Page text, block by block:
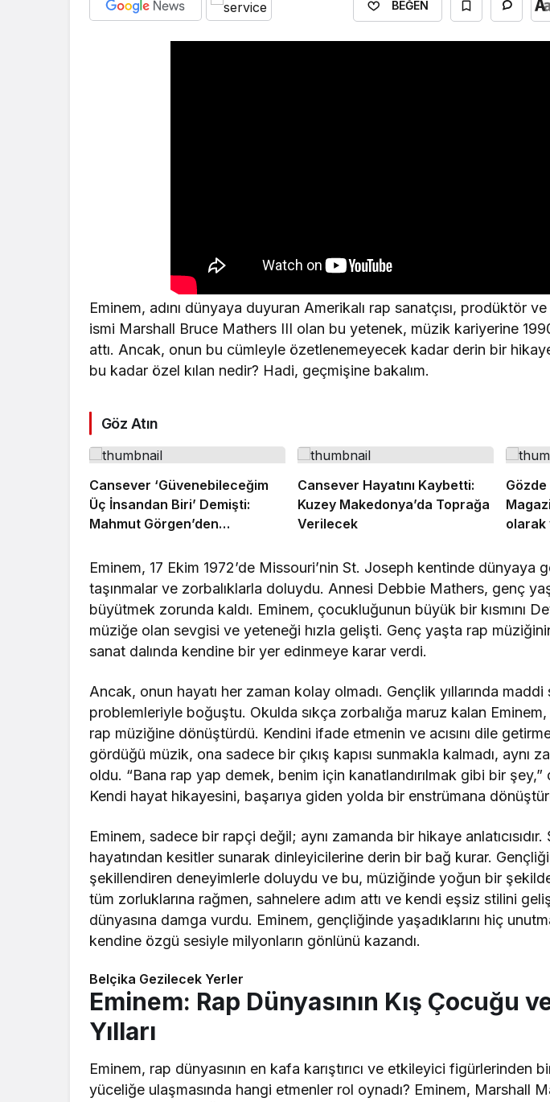
BEĞEN
Eminem, adını dünyaya duyuran Amerikalı rap sanatçısı, prodüktör
ismi Marshall Bruce Mathers III olan bu yetenek, müzik kariyerine
attı. Ancak, onun bu cümleyle özetlenemeyecek kadar derin bir
bu kadar özel kılan nedir? Hadi, geçmişine bakalım.
Göz Atın
Cansever ‘Güvenebileceğim
Üç İnsandan Biri’ Demişti:
Mahmut Görgen’den
Cansever Hayatını Kaybetti:
Kuzey Makedonya’da Toprağa
Verilecek
Gözde
olarak
Eminem, 17 Ekim 1972’de Missouri’nin St. Joseph kentinde dünyaya
taşınmalar ve zorbalıklarla doluydu. Annesi Debbie Mathers, genç
büyütmek zorunda kaldı. Eminem, çocukluğunun büyük bir kısmını
müziğe olan sevgisi ve yeteneği hızla gelişti. Genç yaşta rap
sanat dalında kendine bir yer edinmeye karar verdi.
Ancak, onun hayatı her zaman kolay olmadı. Gençlik yıllarında maddi
problemleriyle boğuştu. Okulda sıkça zorbalığa maruz kalan Eminem,
rap müziğine dönüştürdü. Kendini ifade etmenin ve acısını dile
gördüğü müzik, ona sadece bir çıkış kapısı sunmakla kalmadı, aynı
oldu. “Bana rap yap demek, benim için kanatlandırılmak gibi bir
Kendi hayat hikayesini, başarıya giden yolda bir enstrümana
Eminem, sadece bir rapçi değil; aynı zamanda bir hikaye anlatıcısıdır.
hayatından kesitler sunarak dinleyicilerine derin bir bağ kurar.
şekillendiren deneyimlerle doluydu ve bu, müziğinde yoğun bir
tüm zorluklarına rağmen, sahnelere adım attı ve kendi eşsiz stilini
dünyasına damga vurdu. Eminem, gençliğinde yaşadıklarını hiç
kendine özgü sesiyle milyonların gönlünü kazandı.
Belçika Gezilecek Yerler
Eminem: Rap Dünyasının Kış Çocuğu
Yılları
Eminem, rap dünyasının en kafa karıştırıcı ve etkileyici figürlerinden
yüceliğe ulaşmasında hangi etmenler rol oynadı? Eminem, Marshall